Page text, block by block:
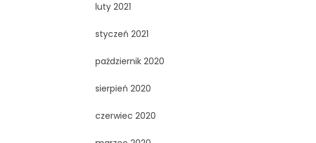
luty 2021
styczeń 2021
październik 2020
sierpień 2020
czerwiec 2020